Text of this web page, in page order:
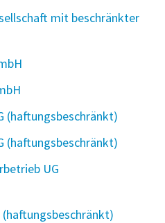
mit beschränkter
(haftungsbeschränkt)
(haftungsbeschränkt)
UG
(haftungsbeschränkt)